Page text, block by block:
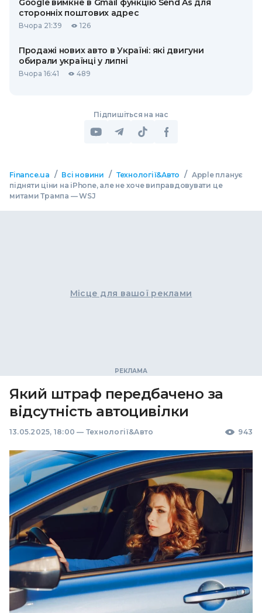
Google вимкне в Gmail функцію Send As для
сторонніх поштових адрес
Вчора 21:39 126
Продажі нових авто в Україні: які двигуни
обирали українці у липні
Вчора 16:41 489
Підпишіться на нас
Finance.ua / Всі новини / Технології&Авто / Apple планує
підняти ціни на iPhone, але не хоче виправдовувати це
митами Трампа — WSJ
Місце для вашої реклами
Який штраф передбачено за
відсутність автоцивілки
13.05.2025, 18:00 — Технології&Авто 943